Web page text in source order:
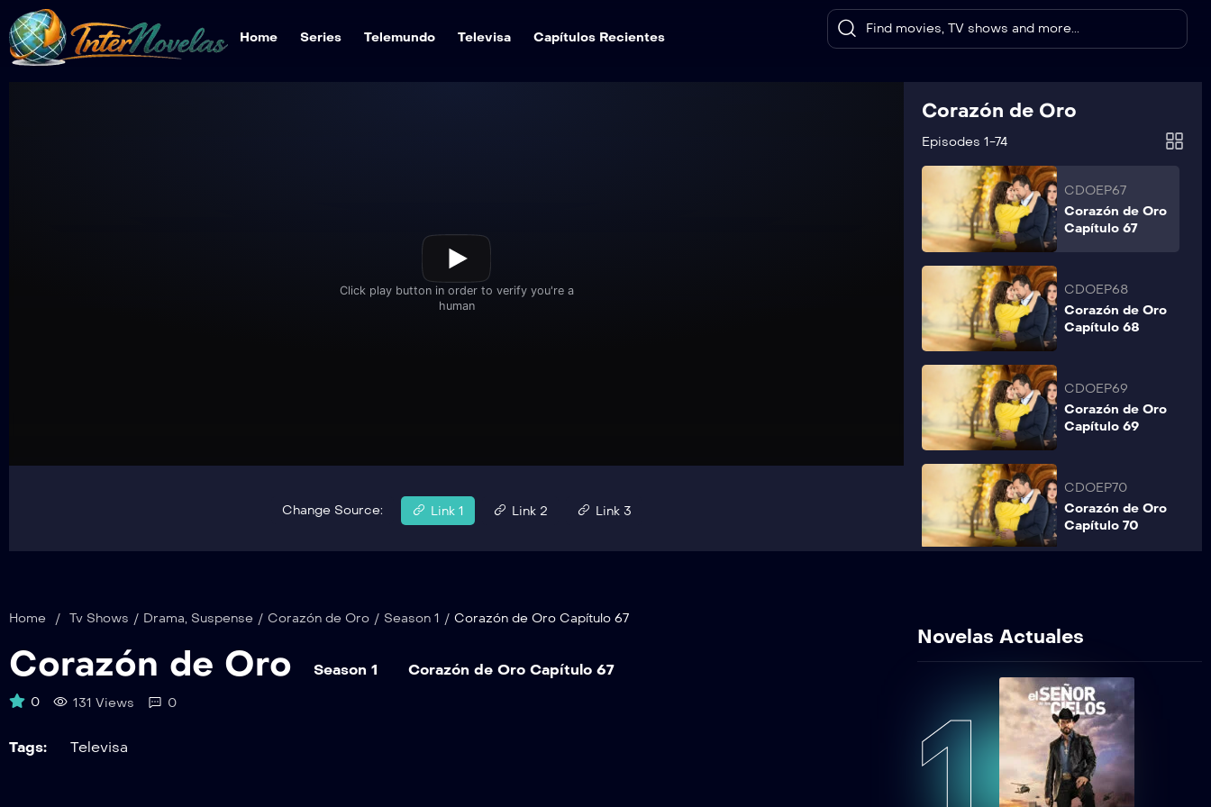
Home Series Telemundo Televisa Capítulos Recientes
Change Source: Link 1 Link 2 Link 3
Corazón de Oro
Episodes 1-74
Corazón de Oro
Capítulo 65
Corazón de Oro
CDOEP67
Corazón de Oro
Capítulo 67
CDOEP68
Corazón de Oro
Capítulo 68
CDOEP69
Corazón de Oro
Capítulo 69
CDOEP70
Corazón de Oro
Capítulo 70
CDOEP72
Corazón de Oro
Capítulo 72
CDOEP73
Home / Tv Shows / Drama, Suspense / Corazón de Oro / Season 1 / Corazón de Oro Capítulo 67
Corazón de Oro Season 1 Corazón de Oro Capítulo 67
0 131 Views 0
Tags: Televisa
Novelas Actuales